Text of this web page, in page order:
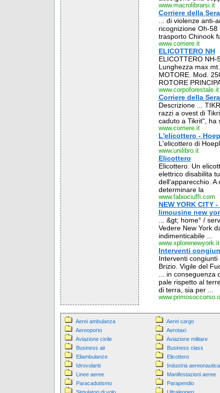
www.macrolibrarsi.it
Corriere della
... di violenze
ricognizione Oh-
trasporto Chinook
www.corriere.it
ELICOTTERO NH
ELICOTTERO NH-
Lunghezza max
MOTORE. Mod.
ROTORE
www.corpoforestale.it
Corriere della
Descrizione ...
razzi a ovest di
caduto a Tikrit", ha
www.corriere.it
L'elicottero -
L'elicottero di
www.unilibro.it
Elicottero
Elicottero. Un
elettrico disabilita
dell'apparecchio. A
determinare la
www.fabiociuffi.com
NEW YORK
limousine new
... &gt; home° /
Vedere New York
indimenticabile ...
www.xplorenewyork.it
Interventi
Interventi
Brizio. Vigile del
... in
pale rispetto al
di terra, sia per ...
Aerei ambulanza
Aerei cargo
Aereoporto
Aerotaxi
Aviazione civile
Aviazione militare
Business air
Business class
Eliambulanze
Elicottero
Idrovolanti
Industria aereonautica
Linee aeree
Manifestazioni aeree
Paracadutismo
Parapendio